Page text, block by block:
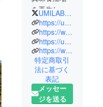
を再生し、
非日常空間
の中で遊
び・くつろ
ぎ・学び・
働ける「海
のリトリー
ト」をオー
プンしまし
UMILABO_
https://umilabo.co.jp/
https://www.youtube.com/watch?v=zr3dPaW_XGk
https://umilabo.co.jp/bookinghub
https://www.instagram.com/umilabo_iseshima/
特定商取引
法に基づく
表記
メッセー
ジを送る